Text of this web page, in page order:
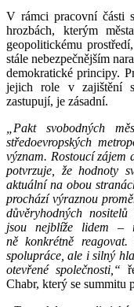
V rámci pracovní části
hrozbách, kterým
geopolitickému
stále nebezpečnějším
demokratické principy.
jejich role v zajištění
zastupují, je zásadní.
„Pakt svobodných
středoevropských
význam. Rostoucí zájem
potvrzuje, že hodnoty
aktuální na obou
prochází výraznou
důvěryhodných
jsou nejblíže lidem –
ně konkrétně
spolupráce, ale i silný
otevřené společnosti,“
Chabr, který se summitu